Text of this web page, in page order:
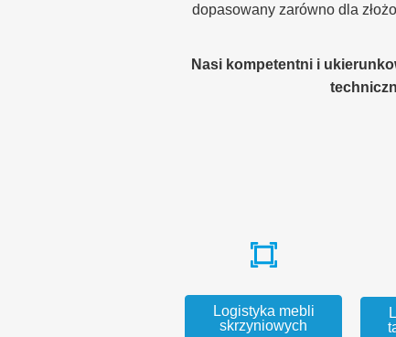
dopasowany zarówno dla
Nasi kompetentni i
Logistyka mebli
skrzyniowych